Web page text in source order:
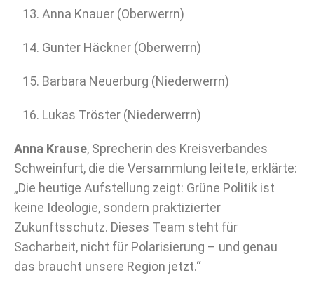
Anna Knauer (Oberwerrn)
Gunter Häckner (Oberwerrn)
Barbara Neuerburg (Niederwerrn)
Lukas Tröster (Niederwerrn)
Anna Krause, Sprecherin des Kreisverbandes
Schweinfurt, die die Versammlung leitete, erklärte:
„Die heutige Aufstellung zeigt: Grüne Politik ist
keine Ideologie, sondern praktizierter
Zukunftsschutz. Dieses Team steht für
Sacharbeit, nicht für Polarisierung – und genau
das braucht unsere Region jetzt.“